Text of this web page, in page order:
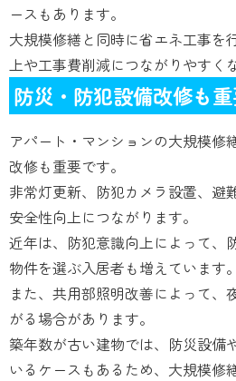
ースもあります。
大規模修繕と同時に省エネ工事を
上や工事費削減につながりやすく
防災・防犯設備改修も
アパート・マンションの大規模修
改修も重要です。
非常灯更新、防犯カメラ設置、避
安全性向上につながります。
近年は、防犯意識向上によって、
物件を選ぶ入居者も増えています。
また、共用部照明改善によって、
がる場合があります。
築年数が古い建物では、防災設備
いるケースもあるため、大規模修